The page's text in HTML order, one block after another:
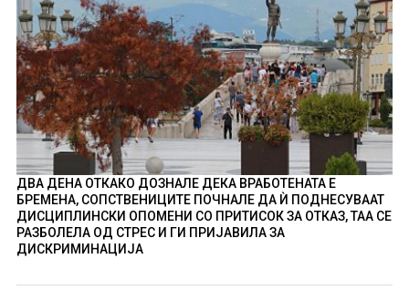
ДВА ДЕНА ОТКАКО ДОЗНАЛЕ ДЕКА ВРАБОТЕНАТА Е
БРЕМЕНА, СОПСТВЕНИЦИТЕ ПОЧНАЛЕ ДА Ѝ ПОДНЕСУВААТ
ДИСЦИПЛИНСКИ ОПОМЕНИ СО ПРИТИСОК ЗА ОТКАЗ, ТАА СЕ
РАЗБОЛЕЛА ОД СТРЕС И ГИ ПРИЈАВИЛА ЗА
ДИСКРИМИНАЦИЈА